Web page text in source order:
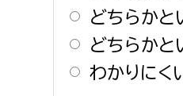
どちらかと
どちらかと
わかりにく